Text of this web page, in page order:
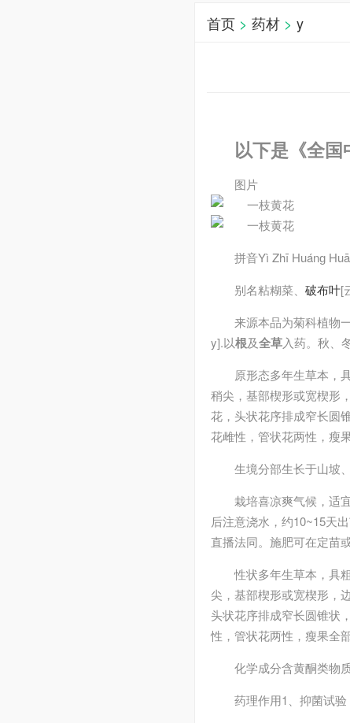
首页 > 药材 > y
以下是《全
图片
拼音Yì Zhī Huánɡ Huā
别名粘糊菜、 破布叶[
来源本品为菊科植物
y].以根及全草入药。秋、
原形态多年生草本，
稍尖，基部楔形或宽楔形
花，头状花序排成窄长圆
花雌性，管状花两性，瘦
生境分部生长于山坡
栽培喜凉爽气候，适
后注意浇水，约10~15天
直播法同。施肥可在定苗
性状多年生草本，具
尖，基部楔形或宽楔形，
头状花序排成窄长圆锥状
性，管状花两性，瘦果全
化学成分含黄酮类物质
药理作用1、抑菌试